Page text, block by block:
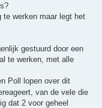
te werken maar legt het
gestuurd door een
te werken, met alle
Poll lopen over dit
van de vele die
dat 2 voor geheel